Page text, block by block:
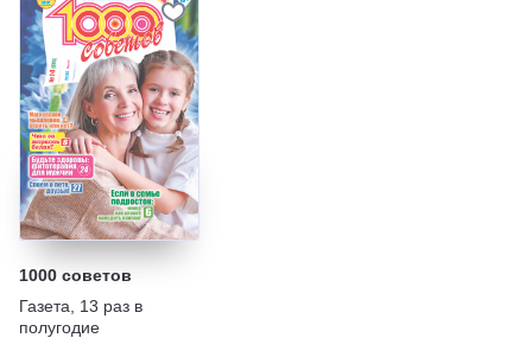
1000 советов
Газета
13 раз в
полугодие